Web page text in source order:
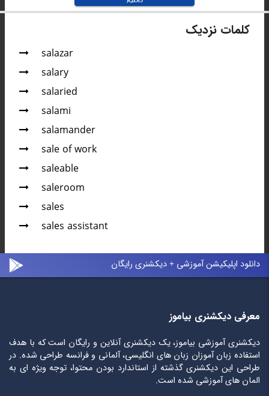
کلمات نزدیک
salazar
salary
salaried
salami
salamander
sale of work
saleable
saleroom
sales
sales assistant
دانلود اپلیکیشن آموزشی + دیکشنری رایگان
معرفی دیکشنری بیاموز
دیکشنری آموزشی بیاموز، یک دیکشنری آنلاین و رایگان است که با هدف
استفاده زبان آموزان زبان های انگلیسی، آلمانی و فرانسه طراحی شده. در
طراحی این دیکشنری گذشته از استاندارد بودن محتوا، توجه ویژه ای به
المان های آموزشی شده است.